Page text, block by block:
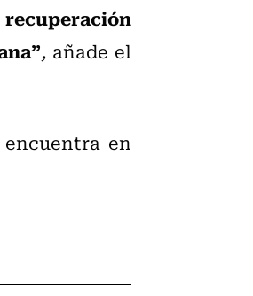
,añade el
en